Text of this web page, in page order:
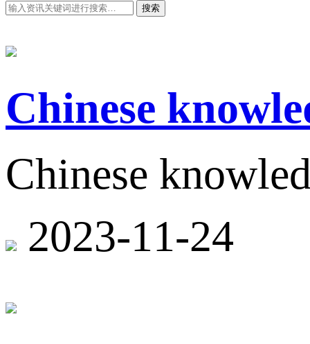
搜索
Chinese
Chinese
2023-11-24